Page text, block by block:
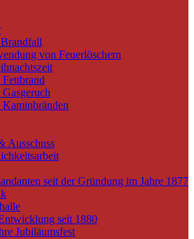
von Feuerlöschern
Kaminbränden
Ausschuss
seit der Gründung im Jahre 1877
seit 1880
Jubiläumsfest